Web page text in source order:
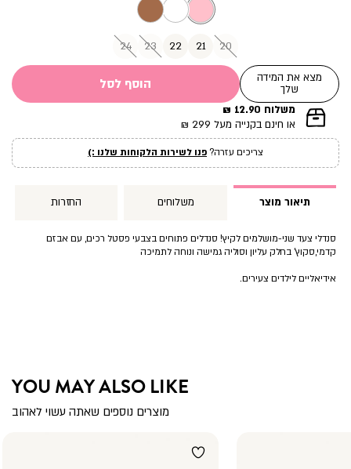
20
21
22
23
24
מצא את המידה
שלך
הוסף לסל
|
תומך
עמוד
מוצר
משלוח 12.90 ₪
או חינם בקנייה מעל 299 ₪
צריכים עזרה?פנו לשירות הלקוחות שלנו :)
תיאור מוצר משלוחים החזרות
סנדלי צעד שני-מושלמים לקיץ! סנדלים פתוחים בצבעי פסטל רכים, עם אבזם
קדמי,סקוץ’ בחלק עליון וסוליה גמישה ונוחה לתמיכה
אידיאליים לילדים צעירים.
YOU MAY ALSO LIKE
מוצרים נוספים שאתה עשוי לאהוב